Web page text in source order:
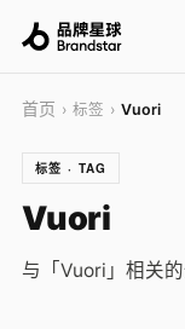
首页 › 标签 › Vuori
标签 · TAG
Vuori
与「Vuori」相关的